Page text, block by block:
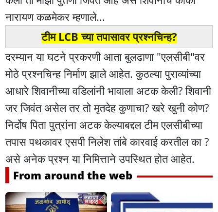
नारायण कळमेकर म्हणाले...
टीम LCB च्या तपासावर प्रश्नचिन्ह?
दरम्यान या घटने प्रकरणी आता बुलढाणा "एलसीबी"वर
मोठे प्रश्नचिन्ह निर्माण झाले आहेत. कुठल्या पुराव्यांच्या
आधारे शिवानीच्या वडिलांनी भावाला अटक केली? शिवानी
जर जिवंत असेल तर तो मृतदेह कुणाचा? खरे खुनी कोण?
निर्दोष पिता पुत्रांना अटक केल्याबद्दल टीम एलसीबीच्या
तपास पथकावर एसपी निलेश तांबे कारवाई करतील का ?
असे अनेक प्रश्न या निमित्ताने उपस्थित होत आहेत.
From around the web